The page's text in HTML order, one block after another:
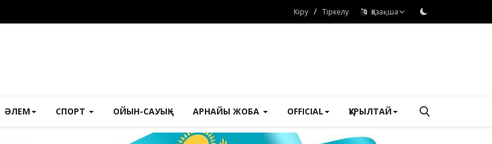
Кіру / Тіркелу Қазақша
ӘЛЕМ СПОРТ ОЙЫН-САУЫҚ АРНАЙЫ ЖОБА OFFICIAL ҚҰРЫЛТАЙ